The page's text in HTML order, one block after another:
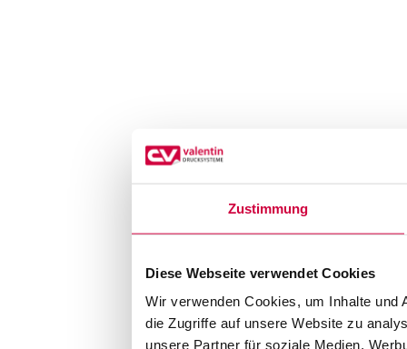
Zustimmung
Diese Webseite verwendet Cookies
Wir verwenden Cookies, um Inhalte und
die Zugriffe auf unsere Website zu
unsere Partner für soziale Medien,